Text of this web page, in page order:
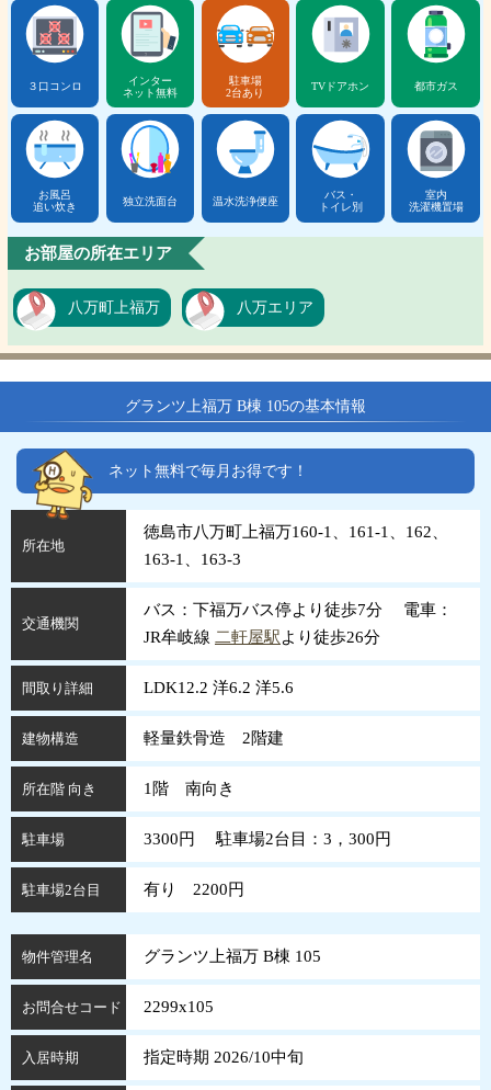
３口コンロ
インター
ネット無料
駐車場
2台あり
TVドアホン 都市ガス
お風呂
追い炊き
独立洗面台 温水洗浄便座
バス・
トイレ別
室内
洗濯機置場
お部屋の所在エリア
八万町上福万 八万エリア
グランツ上福万 B棟 105の基本情報
ネット無料で毎月お得です！
所在地
徳島市八万町上福万160-1、161-1、162、
163-1、163-3
交通機関
バス：下福万バス停より徒歩7分 電車：
JR牟岐線 二軒屋駅より徒歩26分
間取り詳細 LDK12.2 洋6.2 洋5.6
建物構造 軽量鉄骨造 2階建
所在階 向き 1階 南向き
駐車場 3300円 駐車場2台目：3，300円
駐車場2台目 有り 2200円
物件管理名 グランツ上福万 B棟 105
お問合せコード 2299x105
入居時期 指定時期 2026/10中旬